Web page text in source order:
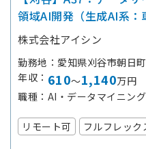
領域AI開発（生成AI系：
株式会社アイシン
勤務地
愛知県刈谷市朝日
年収
610～1,140万円
職種
AI・データマイニング
リモート可 フルフレック